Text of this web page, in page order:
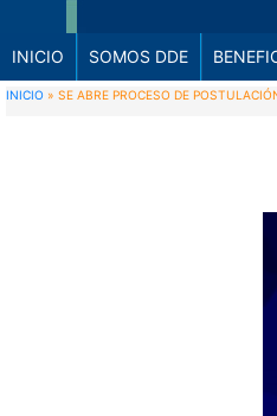
INICIO SOMOS DDE
INICIO » SE ABRE PROCESO DE